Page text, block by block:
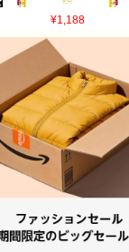
¥1,188